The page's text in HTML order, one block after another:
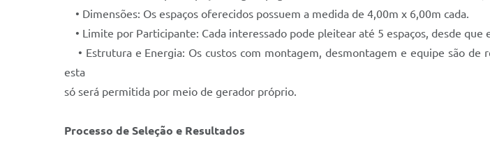
• Dimensões: Os espaços oferecidos possuem a medida de 4,00m x 6,00m cada.
• Limite por Participante: Cada interessado pode pleitear até 5 espaços, desde que
• Estrutura e Energia: Os custos com montagem, desmontagem e equipe são de
esta
só será permitida por meio de gerador próprio.
Processo de Seleção e Resultados